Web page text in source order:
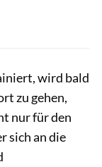
wird bald
zu gehen,
nur für den
sich an die